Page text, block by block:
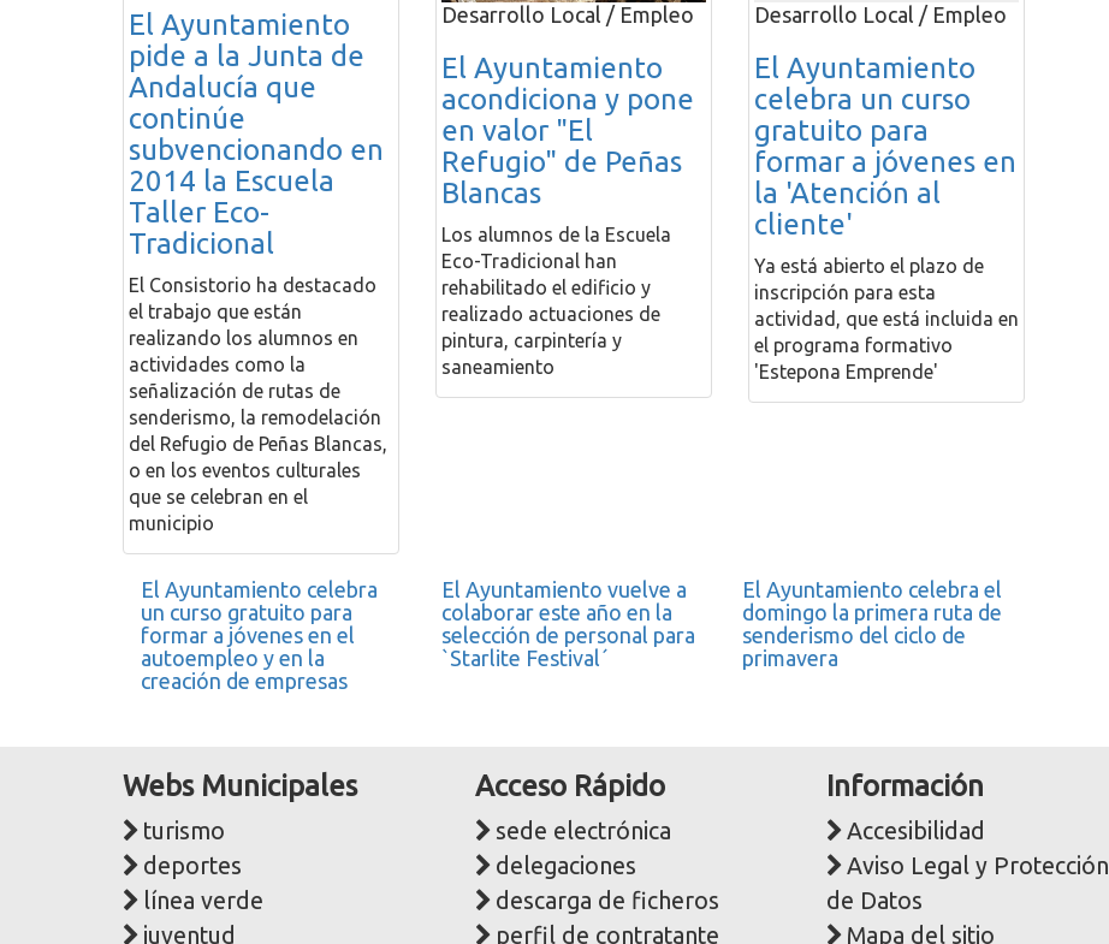
El Ayuntamiento
pide a la Junta de
Andalucía que
continúe
subvencionando en
2014 la Escuela
Taller Eco-
Tradicional
El Consistorio ha destacado
el trabajo que están
realizando los alumnos en
actividades como la
señalización de rutas de
senderismo, la remodelación
del Refugio de Peñas Blancas,
o en los eventos culturales
que se celebran en el
municipio
Desarrollo Local / Empleo
El Ayuntamiento
acondiciona y pone
en valor "El
Refugio" de Peñas
Blancas
Los alumnos de la Escuela
Eco-Tradicional han
rehabilitado el edificio y
realizado actuaciones de
pintura, carpintería y
saneamiento
Desarrollo Local / Empleo
El Ayuntamiento
celebra un curso
gratuito para
formar a jóvenes en
la 'Atención al
cliente'
Ya está abierto el plazo de
inscripción para esta
actividad, que está incluida en
el programa formativo
'Estepona Emprende'
El Ayuntamiento celebra
un curso gratuito para
formar a jóvenes en el
autoempleo y en la
creación de empresas
El Ayuntamiento vuelve a
colaborar este año en la
selección de personal para
`Starlite Festival´
El Ayuntamiento celebra el
domingo la primera ruta de
senderismo del ciclo de
primavera
Webs Municipales
turismo
deportes
línea verde
juventud
Acceso Rápido
sede electrónica
delegaciones
descarga de ficheros
perfil de contratante
Información
Accesibilidad
Aviso Legal y Protección
de Datos
Mapa del sitio